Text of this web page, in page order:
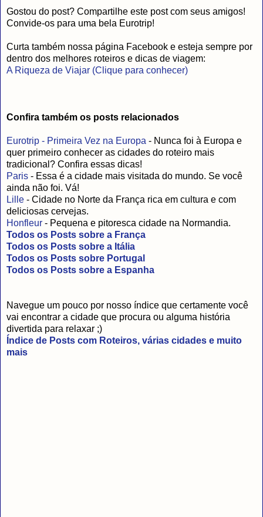
Gostou do post? Compartilhe este post com seus amigos!
Convide-os para uma bela Eurotrip!
Curta também nossa página Facebook e esteja sempre por
dentro dos melhores roteiros e dicas de viagem:
A Riqueza de Viajar (Clique para conhecer)
Confira também os posts relacionados
Eurotrip - Primeira Vez na Europa - Nunca foi à Europa e
quer primeiro conhecer as cidades do roteiro mais
tradicional? Confira essas dicas!
Paris - Essa é a cidade mais visitada do mundo. Se você
ainda não foi. Vá!
Lille - Cidade no Norte da França rica em cultura e com
deliciosas cervejas.
Honfleur - Pequena e pitoresca cidade na Normandia.
Todos os Posts sobre a França
Todos os Posts sobre a Itália
Todos os Posts sobre Portugal
Todos os Posts sobre a Espanha
Navegue um pouco por nosso índice que certamente você
vai encontrar a cidade que procura ou alguma história
divertida para relaxar ;)
Índice de Posts com Roteiros, várias cidades e muito
mais